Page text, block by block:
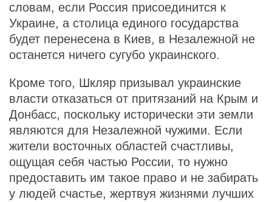
словам, если Россия присоединится к
Украине, а столица единого государства
будет перенесена в Киев, в Незалежной не
останется ничего сугубо украинского.
Кроме того, Шкляр призывал украинские
власти отказаться от притязаний на Крым и
Донбасс, поскольку исторически эти земли
являются для Незалежной чужими. Если
жители восточных областей счастливы,
ощущая себя частью России, то нужно
предоставить им такое право и не забирать
у людей счастье, жертвуя жизнями лучших